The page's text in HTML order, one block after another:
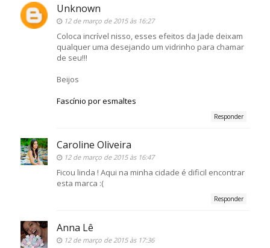
Unknown
12 de março de 2015 às 16:27
Coloca incrível nisso, esses efeitos da Jade deixam
qualquer uma desejando um vidrinho para chamar
de seu!!!
Beijos
Fascínio por esmaltes
Responder
Caroline Oliveira
12 de março de 2015 às 16:47
Ficou linda ! Aqui na minha cidade é dificil encontrar
esta marca :(
Responder
Anna Lê
12 de março de 2015 às 17:36